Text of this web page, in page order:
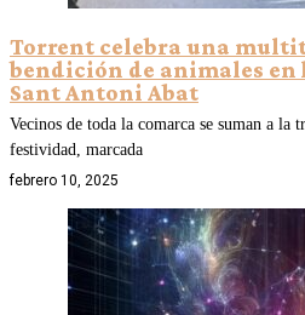
Torrent celebra una
bendición de animales en
Sant Antoni Abat
Vecinos de toda la comarca se suman a la
festividad, marcada
febrero 10, 2025